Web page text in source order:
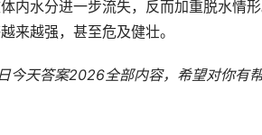
内水分进一步流失，反而加重脱水情
来越强，甚至危及健壮。
今天答案2026全部内容，希望对你有帮